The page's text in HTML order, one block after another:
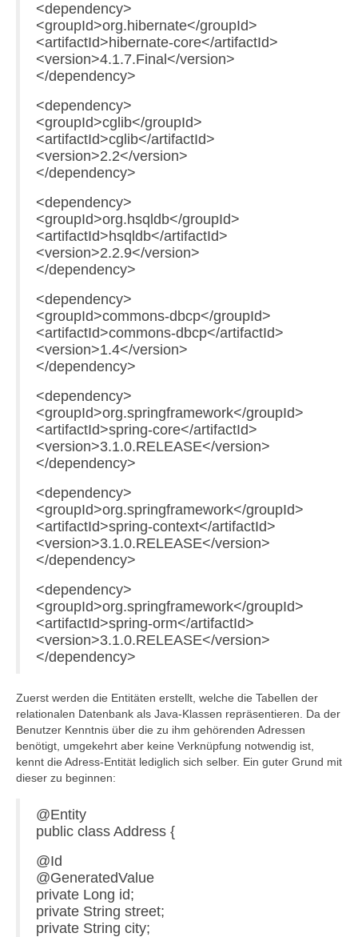
<dependency>
<groupId>org.hibernate</groupId>
<artifactId>hibernate-core</artifactId>
<version>4.1.7.Final</version>
</dependency>
<dependency>
<groupId>cglib</groupId>
<artifactId>cglib</artifactId>
<version>2.2</version>
</dependency>
<dependency>
<groupId>org.hsqldb</groupId>
<artifactId>hsqldb</artifactId>
<version>2.2.9</version>
</dependency>
<dependency>
<groupId>commons-dbcp</groupId>
<artifactId>commons-dbcp</artifactId>
<version>1.4</version>
</dependency>
<dependency>
<groupId>org.springframework</groupId>
<artifactId>spring-core</artifactId>
<version>3.1.0.RELEASE</version>
</dependency>
<dependency>
<groupId>org.springframework</groupId>
<artifactId>spring-context</artifactId>
<version>3.1.0.RELEASE</version>
</dependency>
<dependency>
<groupId>org.springframework</groupId>
<artifactId>spring-orm</artifactId>
<version>3.1.0.RELEASE</version>
</dependency>
Zuerst werden die Entitäten erstellt, welche die Tabellen der
relationalen Datenbank als Java-Klassen repräsentieren. Da der
Benutzer Kenntnis über die zu ihm gehörenden Adressen
benötigt, umgekehrt aber keine Verknüpfung notwendig ist,
kennt die Adress-Entität lediglich sich selber. Ein guter Grund mit
dieser zu beginnen:
@Entity
public class Address {
@Id
@GeneratedValue
private Long id;
private String street;
private String city;